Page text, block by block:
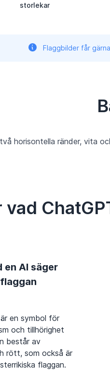
storlekar
Flaggbilder får
horisontella ränder, vita
vad
en AI säger
en symbol för
och tillhörighet
består av
rött, som också är
flaggan.